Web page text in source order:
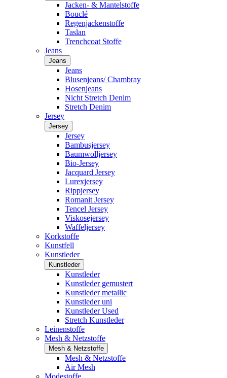
Jacken- & Mantelstoffe
Bouclé
Regenjackenstoffe
Taslan
Trenchcoat Stoffe
Jeans
Jeans
Jeans
Blusenjeans/ Chambray
Hosenjeans
Nicht Stretch Denim
Stretch Denim
Jersey
Jersey
Jersey
Bambusjersey
Baumwolljersey
Bio-Jersey
Jacquard Jersey
Lurexjersey
Rippjersey
Romanit Jersey
Tencel Jersey
Viskosejersey
Waffeljersey
Korkstoffe
Kunstfell
Kunstleder
Kunstleder
Kunstleder
Kunstleder gemustert
Kunstleder metallic
Kunstleder uni
Kunstleder Used
Stretch Kunstleder
Leinenstoffe
Mesh & Netzstoffe
Mesh & Netzstoffe
Mesh & Netzstoffe
Air Mesh
Modestoffe